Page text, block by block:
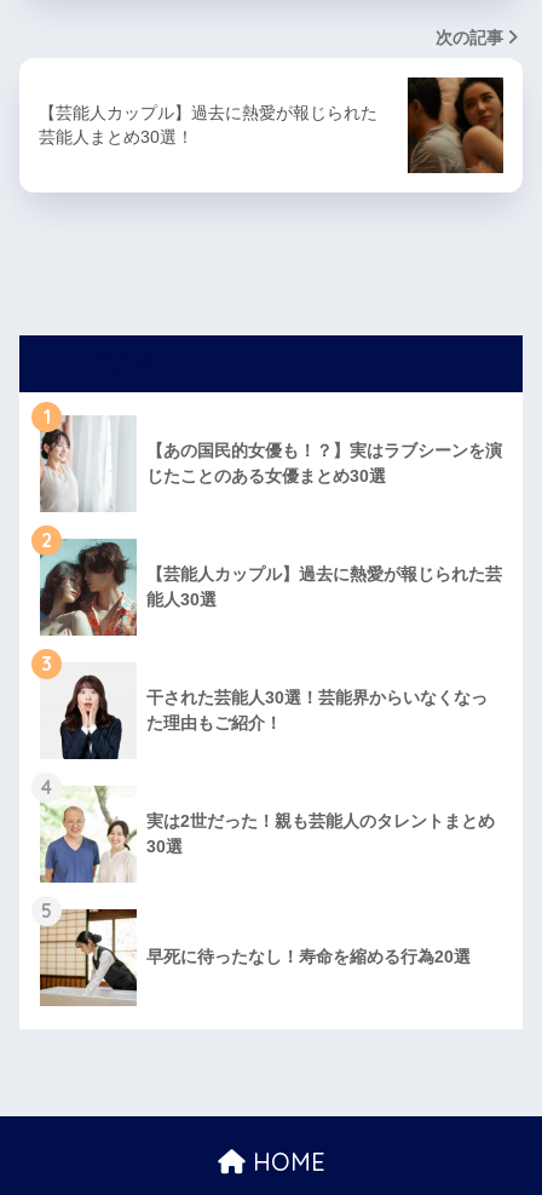
次の記事
【芸能人カップル】過去に熱愛が報じられた
芸能人まとめ30選！
1
【あの国民的女優も！？】実はラブシーンを演
じたことのある女優まとめ30選
2
【芸能人カップル】過去に熱愛が報じられた芸
能人30選
3
干された芸能人30選！芸能界からいなくなっ
た理由もご紹介！
4
実は2世だった！親も芸能人のタレントまとめ
30選
5
早死に待ったなし！寿命を縮める行為20選
HOME